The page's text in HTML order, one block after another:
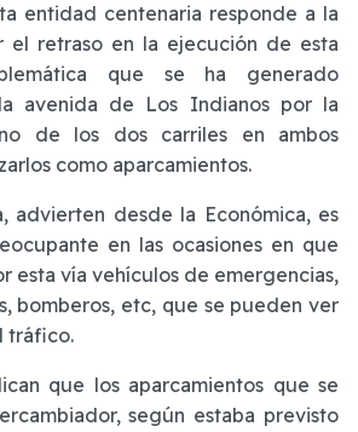
entidad centenaria responde a la
el retraso en la ejecución de esta
que se ha generado
avenida de Los Indianos por la
de los dos carriles en ambos
como aparcamientos.
advierten desde la Económica, es
en las ocasiones en que
esta vía vehículos de emergencias,
bomberos, etc, que se pueden ver
tráfico.
que los aparcamientos que se
según estaba previsto